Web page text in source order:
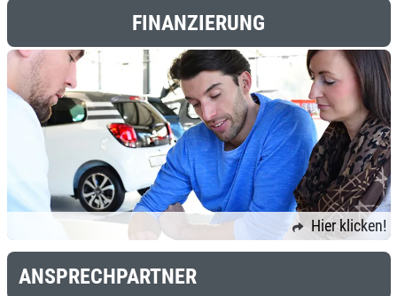
FINANZIERUNG
Hier klicken!
ANSPRECHPARTNER